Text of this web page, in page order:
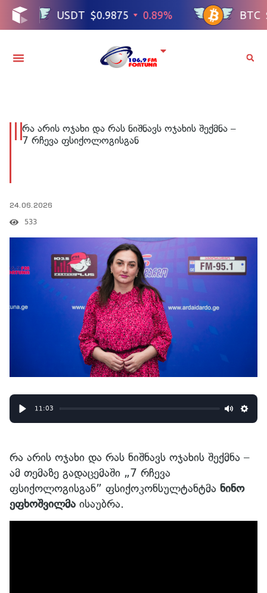
რა არის ოჯახი და რას ნიშნავს ოჯახის შექმნა –
7 რჩევა ფსიქოლოგისგან
24.06.2026
533
Play
11:03
Mute
რა არის ოჯახი და რას ნიშნავს ოჯახის შექმნა –
ამ თემაზე გადაცემაში „7 რჩევა
ფსიქოლოგისგან” ფსიქოკონსულტანტმა ნინო
ეფხოშვილმა ისაუბრა.